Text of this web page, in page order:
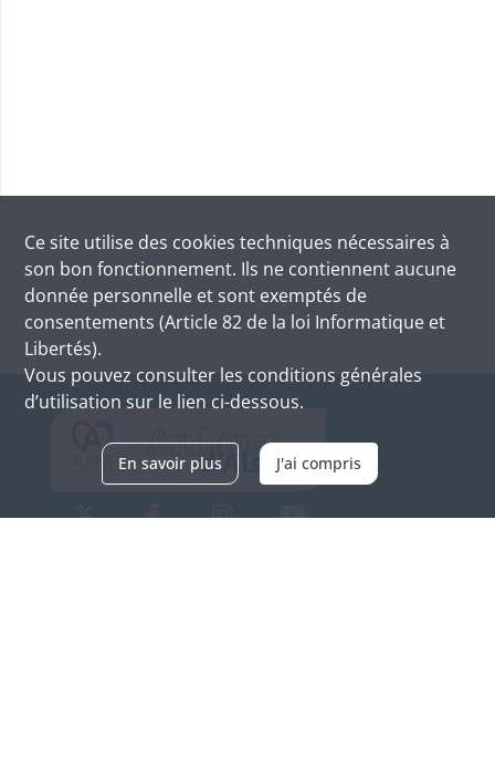
Ce site utilise des cookies techniques nécessaires à
son bon fonctionnement. Ils ne contiennent aucune
donnée personnelle et sont exemptés de
consentements (Article 82 de la loi Informatique et
Libertés).
Vous pouvez consulter les conditions générales
d’utilisation sur le lien ci-dessous.
En savoir plus J'ai compris